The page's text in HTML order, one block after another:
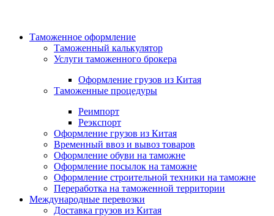
Таможенное оформление
Таможенный калькулятор
Услуги таможенного брокера
Оформление грузов из Китая
Таможенные процедуры
Реимпорт
Реэкспорт
Оформление грузов из Китая
Временный ввоз и вывоз товаров
Оформление обуви на таможне
Оформление посылок на таможне
Оформление строительной техники на таможне
Переработка на таможенной территории
Международные перевозки
Доставка грузов из Китая